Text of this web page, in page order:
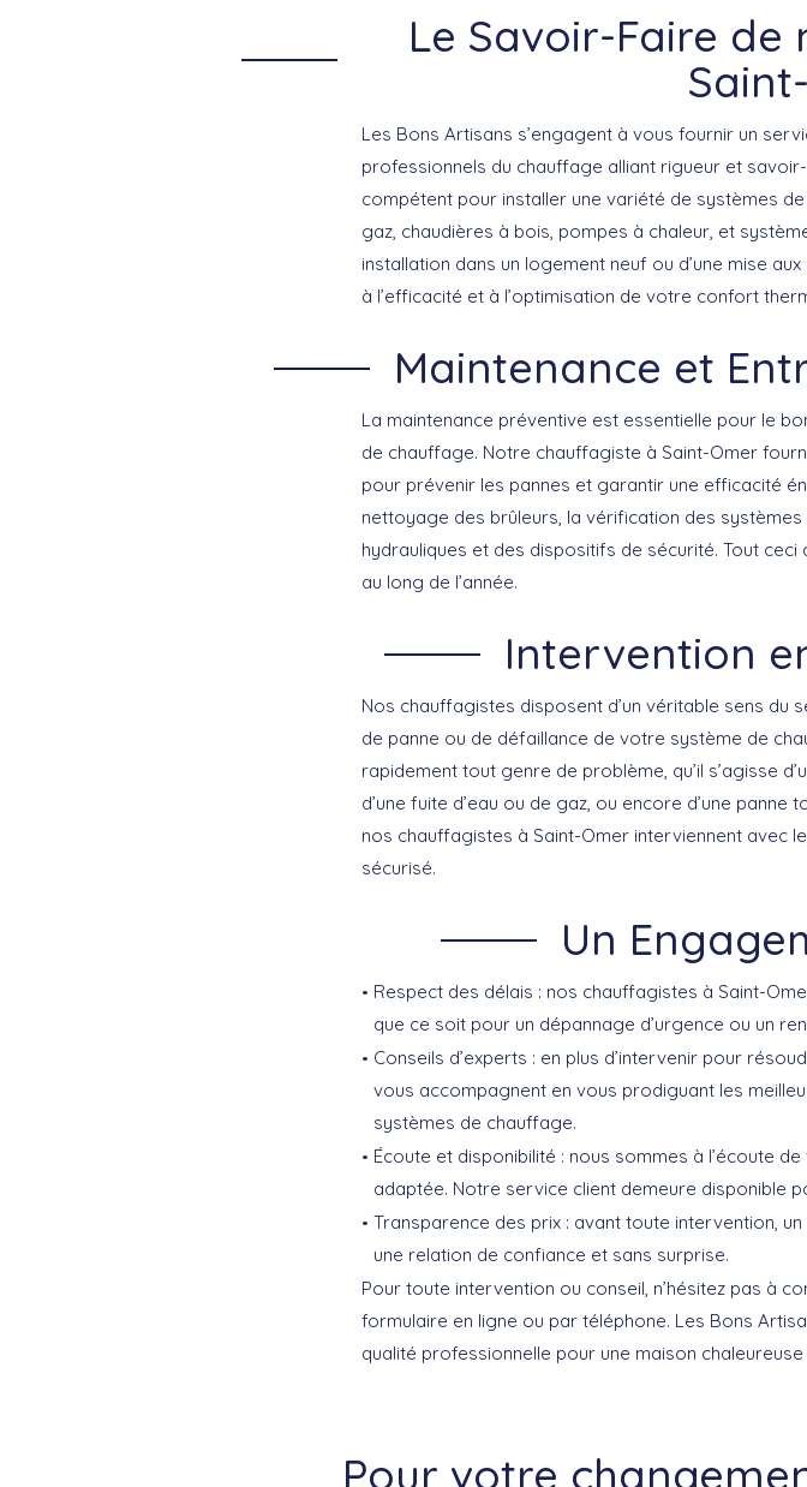
Le Savoir-Faire de
Les Bons Artisans s’engagent à vous fournir un
professionnels du chauffage alliant rigueur et
compétent pour installer une variété de systèmes de
gaz, chaudières à bois, pompes à chaleur, et
installation dans un logement neuf ou d’une mise
à l’efficacité et à l’optimisation de votre confort
Maintenance et
La maintenance préventive est essentielle pour le
de chauffage. Notre chauffagiste à Saint-Omer
pour prévenir les pannes et garantir une efficacité
nettoyage des brûleurs, la vérification des
hydrauliques et des dispositifs de sécurité. Tout
au long de l’année.
Intervention
Nos chauffagistes disposent d’un véritable sens du
de panne ou de défaillance de votre système de
rapidement tout genre de problème, qu’il s’agisse
d’une fuite d’eau ou de gaz, ou encore d’une panne
nos chauffagistes à Saint-Omer interviennent avec
sécurisé.
Un
Respect des délais : nos chauffagistes à Saint-
que ce soit pour un dépannage d’urgence ou un
Conseils d’experts : en plus d’intervenir pour
vous accompagnent en vous prodiguant les
systèmes de chauffage.
Écoute et disponibilité : nous sommes à l’écoute
adaptée. Notre service client demeure disponible
Transparence des prix : avant toute intervention,
une relation de confiance et sans surprise.
Pour toute intervention ou conseil, n’hésitez pas à
formulaire en ligne ou par téléphone. Les Bons
qualité professionnelle pour une maison
Pour votre